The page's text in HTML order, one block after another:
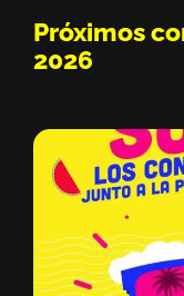
Próximos
2026